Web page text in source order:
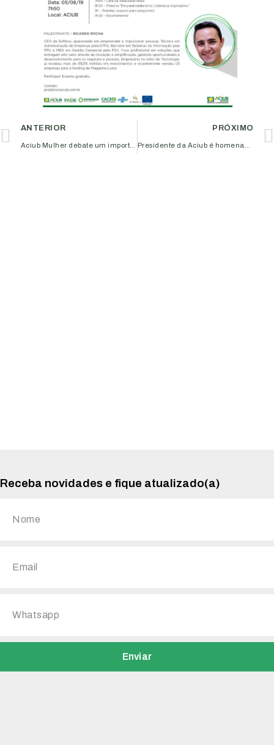
ANTERIOR PRÓXIMO
Receba novidades e fique atualizado(a)
Enviar